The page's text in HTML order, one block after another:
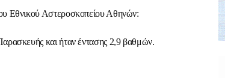
Εθνικού Αστεροσκοπείου Αθηνών:
και ήταν έντασης 2,9 βαθμών.